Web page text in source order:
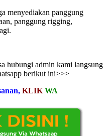
menyediakan panggung
panggung rigging,
hubungi admin kami langsung
berikut ini>>>
KLIK WA